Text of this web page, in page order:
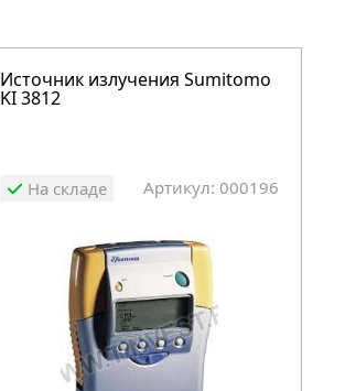
Источник излучения Sumitomo
KI 3812
На складе Артикул: 000196